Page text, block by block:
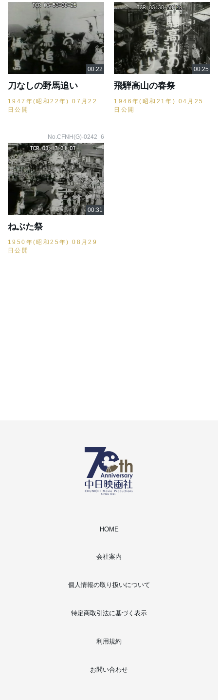
刀なしの野馬追い
1947年(昭和22年) 07月22
日公開
飛騨高山の春祭
1946年(昭和21年) 04月25
日公開
No.CFNH(G)-0242_6
ねぶた祭
1950年(昭和25年) 08月29
日公開
HOME
会社案内
個人情報の取り扱いについて
特定商取引法に基づく表示
利用規約
お問い合わせ